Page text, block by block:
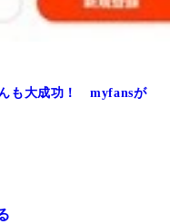
も大成功！ myfansが